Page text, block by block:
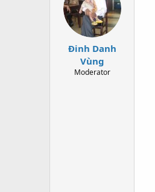
Đinh Danh
Vùng
Moderator